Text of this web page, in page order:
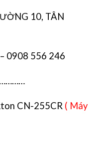
10, TÂN
0908 556 246
CN-255CR ( Máy